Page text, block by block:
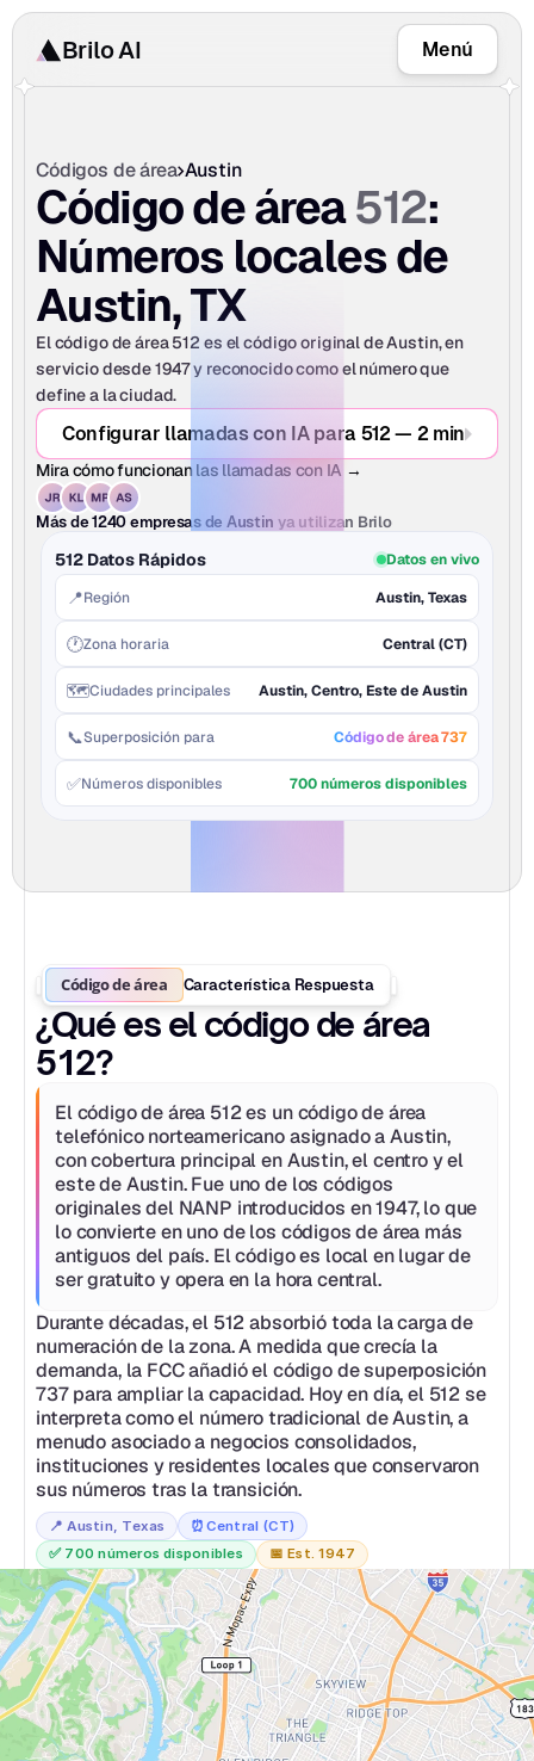
Brilo AI Menú
Códigos de área Austin
Código de área 512:
Números locales de
Austin, TX
El código de área 512 es el código original de Austin, en
servicio desde 1947 y reconocido como el número que
define a la ciudad.
Configurar llamadas con IA para 512 — 2 min
Mira cómo funcionan las llamadas con IA →
Más de 1240 empresas de Austin ya utilizan Brilo
512 Datos Rápidos Datos en vivo
📍Región Austin, Texas
🕐Zona horaria Central (CT)
🗺️Ciudades principales Austin, Centro, Este de Austin
📞Superposición para Código de área 737
✅Números disponibles 700 números disponibles
Código de área Característica Respuesta
¿Qué es el código de área
512?
El código de área 512 es un código de área
telefónico norteamericano asignado a Austin,
con cobertura principal en Austin, el centro y el
este de Austin. Fue uno de los códigos
originales del NANP introducidos en 1947, lo que
lo convierte en uno de los códigos de área más
antiguos del país. El código es local en lugar de
ser gratuito y opera en la hora central.
Durante décadas, el 512 absorbió toda la carga de
numeración de la zona. A medida que crecía la
demanda, la FCC añadió el código de superposición
737 para ampliar la capacidad. Hoy en día, el 512 se
interpreta como el número tradicional de Austin, a
menudo asociado a negocios consolidados,
instituciones y residentes locales que conservaron
sus números tras la transición.
📍 Austin, Texas ⏰ Central (CT)
✅ 700 números disponibles 📅 Est. 1947